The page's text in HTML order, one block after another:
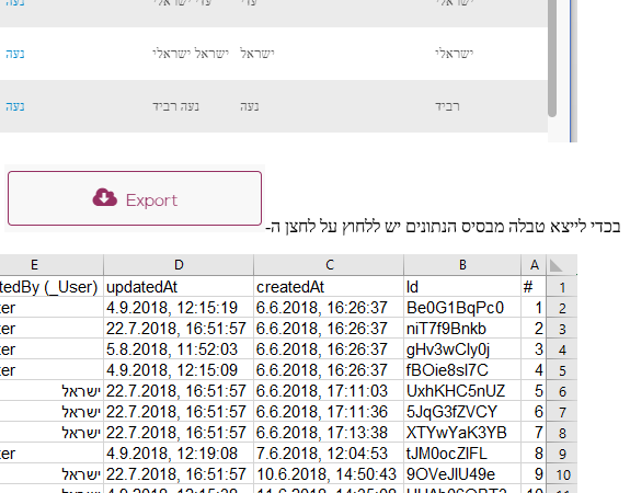
בכדי לייצא טבלה מבסיס הנתונים יש ללחוץ על לחצן ה-